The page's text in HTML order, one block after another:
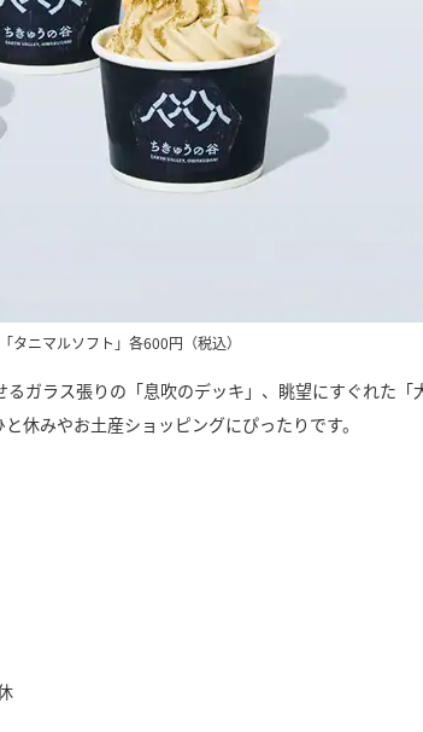
タニマルソフト」各600円（税込）
ガラス張りの「息吹のデッキ」、眺望にすぐれた
休みやお土産ショッピングにぴったりです。